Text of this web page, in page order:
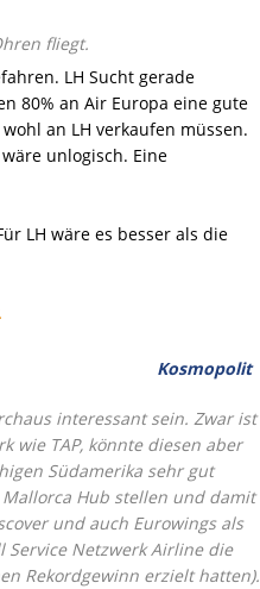
fliegt.
LH Sucht gerade
80% an Air Europa eine gute
an LH verkaufen müssen.
unlogisch. Eine
LH wäre es besser als die
Kosmopolit
interessant sein. Zwar ist
wie TAP, könnte diesen aber
Südamerika sehr gut
Hub stellen und damit
und auch Eurowings als
Service Netzwerk Airline die
Rekordgewinn erzielt hatten).